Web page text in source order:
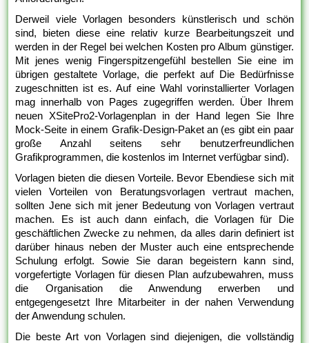
Derweil viele Vorlagen besonders künstlerisch und schön
sind, bieten diese eine relativ kurze Bearbeitungszeit und
werden in der Regel bei welchen Kosten pro Album günstiger.
Mit jenes wenig Fingerspitzengefühl bestellen Sie eine im
übrigen gestaltete Vorlage, die perfekt auf Die Bedürfnisse
zugeschnitten ist es. Auf eine Wahl vorinstallierter Vorlagen
mag innerhalb von Pages zugegriffen werden. Über Ihrem
neuen XSitePro2-Vorlagenplan in der Hand legen Sie Ihre
Mock-Seite in einem Grafik-Design-Paket an (es gibt ein paar
große Anzahl seitens sehr benutzerfreundlichen
Grafikprogrammen, die kostenlos im Internet verfügbar sind).
Vorlagen bieten die diesen Vorteile. Bevor Ebendiese sich mit
vielen Vorteilen von Beratungsvorlagen vertraut machen,
sollten Jene sich mit jener Bedeutung von Vorlagen vertraut
machen. Es ist auch dann einfach, die Vorlagen für Die
geschäftlichen Zwecke zu nehmen, da alles darin definiert ist
darüber hinaus neben der Muster auch eine entsprechende
Schulung erfolgt. Sowie Sie daran begeistern kann sind,
vorgefertigte Vorlagen für diesen Plan aufzubewahren, muss
die Organisation die Anwendung erwerben und
entgegengesetzt Ihre Mitarbeiter in der nahen Verwendung
der Anwendung schulen.
Die beste Art von Vorlagen sind diejenigen, die vollständig